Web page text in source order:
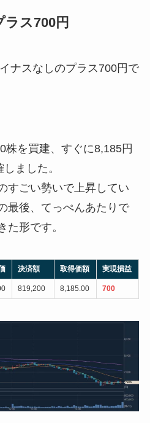
ス700円
ナスなしのプラス700円で
株を買建、すぐに8,185円
ました。
すごい勢いで上昇してい
最後、てっぺんあたりで
た形です。
決済額 取得価額 実現損益
819,200 8,185.00 700